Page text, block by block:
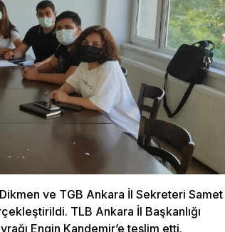
ve TGB Ankara İl Sekreteri Samet
TLB Ankara İl Başkanlığı
Engin Kandemir’e teslim etti.